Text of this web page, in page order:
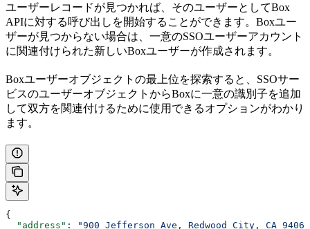
ユーザーレコードが見つかれば、そのユーザーとしてBox
APIに対する呼び出しを開始することができます。Boxユー
ザーが見つからない場合は、一意のSSOユーザーアカウント
に関連付けられた新しいBoxユーザーが作成されます。
Boxユーザーオブジェクトの最上位を探索すると、SSOサー
ビスのユーザーオブジェクトからBoxに一意の識別子を追加
して双方を関連付けるために使用できるオプションがわかり
ます。
{
  "address"
: "900 Jefferson Ave, Redwood City, CA